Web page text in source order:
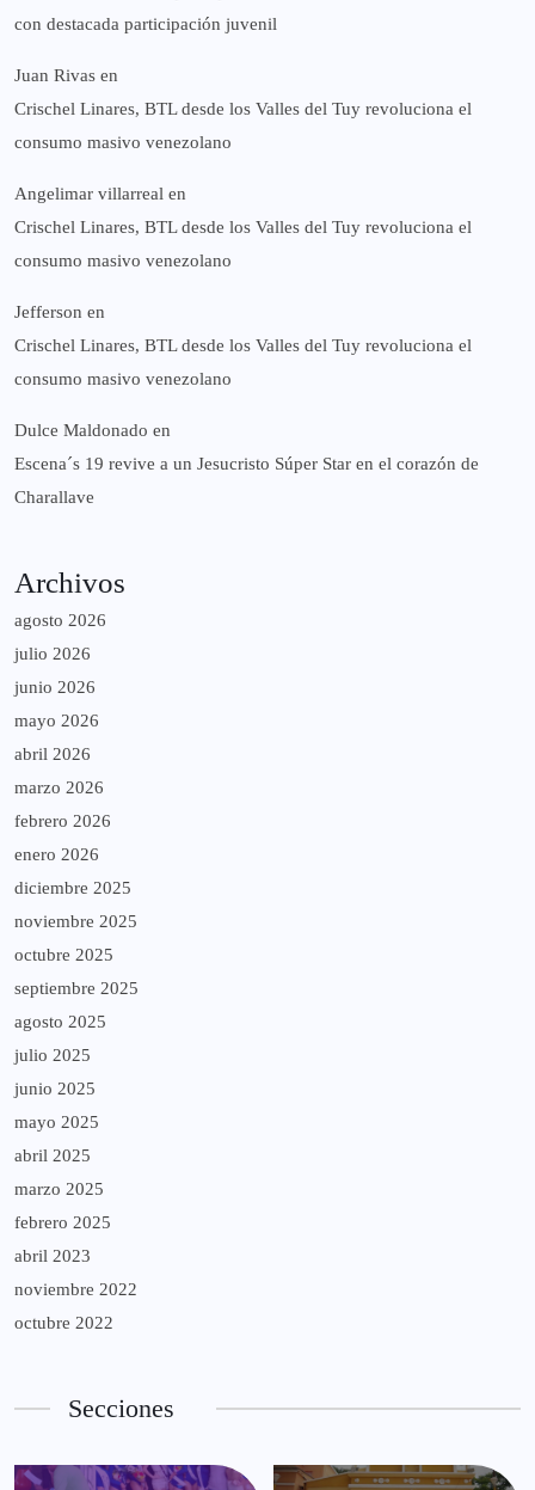
con destacada participación juvenil
Juan Rivas en
Crischel Linares, BTL desde los Valles del Tuy revoluciona el
consumo masivo venezolano
Angelimar villarreal en
Crischel Linares, BTL desde los Valles del Tuy revoluciona el
consumo masivo venezolano
Jefferson en
Crischel Linares, BTL desde los Valles del Tuy revoluciona el
consumo masivo venezolano
Dulce Maldonado en
Escena´s 19 revive a un Jesucristo Súper Star en el corazón de
Charallave
Archivos
agosto 2026
julio 2026
junio 2026
mayo 2026
abril 2026
marzo 2026
febrero 2026
enero 2026
diciembre 2025
noviembre 2025
octubre 2025
septiembre 2025
agosto 2025
julio 2025
junio 2025
mayo 2025
abril 2025
marzo 2025
febrero 2025
abril 2023
noviembre 2022
octubre 2022
Secciones